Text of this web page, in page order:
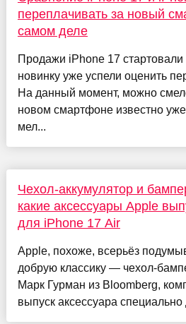
переплачивать за новый
самом деле
Продажи iPhone 17
новинку уже успели оценить
На данный момент, можно
новом смартфоне известно
мел...
Чехол-аккумулятор и
какие аксессуары Apple
для iPhone 17 Air
Apple, похоже, всерьёз
добрую классику — чехол-
Марк Гурман из Bloomberg,
выпуск аксессуара